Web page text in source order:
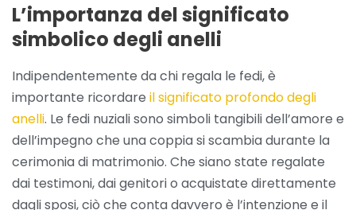
L’importanza del significato
simbolico degli anelli
Indipendentemente da chi regala le fedi, è
importante ricordare il significato profondo degli
anelli. Le fedi nuziali sono simboli tangibili dell’amore e
dell’impegno che una coppia si scambia durante la
cerimonia di matrimonio. Che siano state regalate
dai testimoni, dai genitori o acquistate direttamente
dagli sposi, ciò che conta davvero è l’intenzione e il